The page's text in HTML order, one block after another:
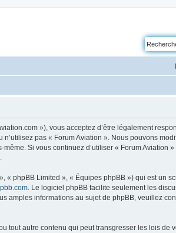
»), vous acceptez d’être légalement
pas « Forum Aviation ». Nous pouvons
Si vous continuez d’utiliser « Forum Aviation
phpBB Limited », « Équipes phpBB ») qui est un
. Le logiciel phpBB facilite seulement les
amples informations au sujet de phpBB, veuillez
tout autre contenu qui peut transgresser les lois de